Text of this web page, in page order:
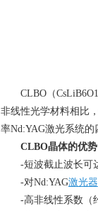
CLBO（
非线性光学材料相比，
率Nd:YAG激光系统的
CLBO晶体的优势
-短波截止波长可
-对Nd:YAG激光器
-高非线性系数（